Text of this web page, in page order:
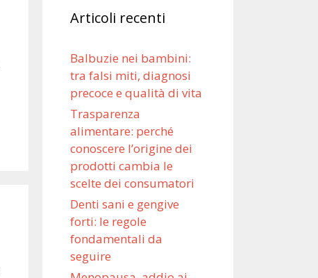
Articoli recenti
Balbuzie nei bambini:
tra falsi miti, diagnosi
precoce e qualità di vita
Trasparenza
alimentare: perché
conoscere l’origine dei
prodotti cambia le
scelte dei consumatori
Denti sani e gengive
forti: le regole
fondamentali da
seguire